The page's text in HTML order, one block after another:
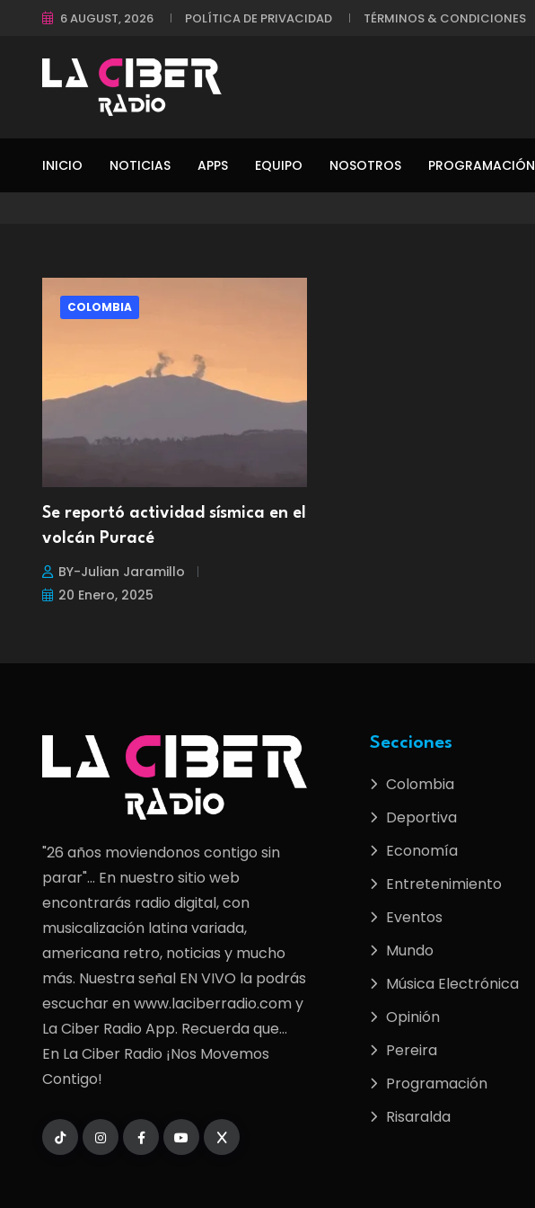
6 AUGUST, 2026 POLÍTICA DE PRIVACIDAD TÉRMINOS & CONDICIONES
INICIO NOTICIAS APPS EQUIPO NOSOTROS PROGRAMACIÓN
COLOMBIA
Se reportó actividad sísmica en el
volcán Puracé
BY-Julian Jaramillo
20 Enero, 2025
"26 años moviendonos contigo sin
parar"... En nuestro sitio web
encontrarás radio digital, con
musicalización latina variada,
americana retro, noticias y mucho
más. Nuestra señal EN VIVO la podrás
escuchar en www.laciberradio.com y
La Ciber Radio App. Recuerda que...
En La Ciber Radio ¡Nos Movemos
Contigo!
Secciones
Colombia
Deportiva
Economía
Entretenimiento
Eventos
Mundo
Música Electrónica
Opinión
Pereira
Programación
Risaralda